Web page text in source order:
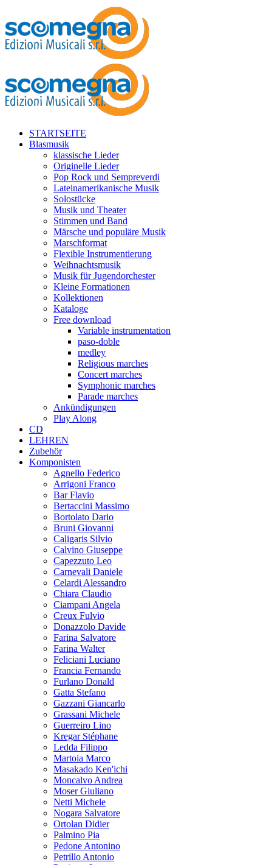
STARTSEITE
Blasmusik
klassische Lieder
Originelle Lieder
Pop Rock und Sempreverdi
Lateinamerikanische Musik
Solostücke
Musik und Theater
Stimmen und Band
Märsche und populäre Musik
Marschformat
Flexible Instrumentierung
Weihnachtsmusik
Musik für Jugendorchester
Kleine Formationen
Kollektionen
Kataloge
Free download
Variable instrumentation
paso-doble
medley
Religious marches
Concert marches
Symphonic marches
Parade marches
Ankündigungen
Play Along
CD
LEHREN
Zubehör
Komponisten
Agnello Federico
Arrigoni Franco
Bar Flavio
Bertaccini Massimo
Bortolato Dario
Bruni Giovanni
Caligaris Silvio
Calvino Giuseppe
Capezzuto Leo
Carnevali Daniele
Celardi Alessandro
Chiara Claudio
Ciampani Angela
Creux Fulvio
Donazzolo Davide
Farina Salvatore
Farina Walter
Feliciani Luciano
Francia Fernando
Furlano Donald
Gatta Stefano
Gazzani Giancarlo
Grassani Michele
Guerreiro Lino
Kregar Stéphane
Ledda Filippo
Martoia Marco
Masakado Ken'ichi
Moncalvo Andrea
Moser Giuliano
Netti Michele
Nogara Salvatore
Ortolan Didier
Palmino Pia
Pedone Antonino
Petrillo Antonio